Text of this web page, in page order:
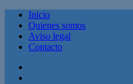
Inicio
Quienes somos
Aviso legal
Contacto